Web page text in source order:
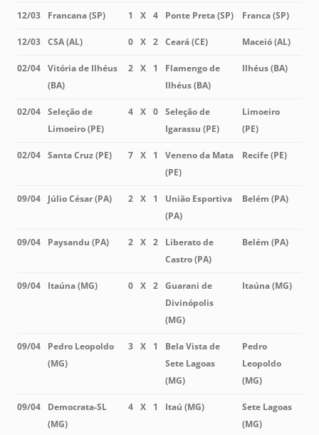
12/03 Francana (SP) 1 X 4 Ponte Preta (SP) Franca (SP)
12/03 CSA (AL) 0 X 2 Ceará (CE) Maceió (AL)
02/04 Vitória de Ilhéus
(BA)
2 X 1
Flamengo de
Ilhéus (BA)
Ilhéus (BA)
02/04 Seleção de
Limoeiro (PE)
4 X 0 Seleção de
Igarassu (PE)
Limoeiro
(PE)
02/04 Santa Cruz (PE) 7 X 1
Veneno da Mata
(PE)
Recife (PE)
09/04 Júlio César (PA) 2 X 1
União Esportiva
(PA)
Belém (PA)
09/04 Paysandu (PA) 2 X 2
Liberato de
Castro (PA)
Belém (PA)
09/04 Itaúna (MG) 0 X 2 Guarani de
Divinópolis
(MG)
Itaúna (MG)
09/04
Pedro Leopoldo
(MG)
3 X 1
Bela Vista de
Sete Lagoas
(MG)
Pedro
Leopoldo
(MG)
09/04
Democrata-SL
(MG)
4 X 1 Itaú (MG)
Sete Lagoas
(MG)